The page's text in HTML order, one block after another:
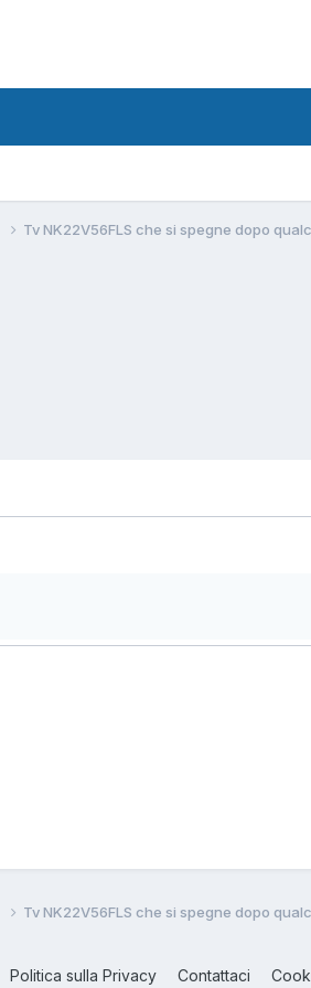
Tv NK22V56FLS che si spegne dopo
Tv NK22V56FLS che si spegne dopo
Politica sulla Privacy Contattaci